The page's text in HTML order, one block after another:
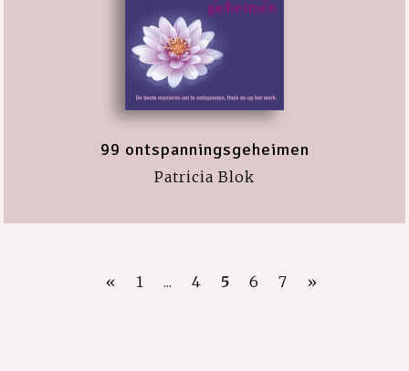
99 ontspanningsgeheimen
Patricia Blok
« 1 ... 4 5 6 7 »